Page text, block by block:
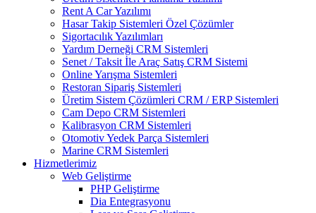
Rent A Car Yazılımı
Hasar Takip Sistemleri Özel Çözümler
Sigortacılık Yazılımları
Yardım Derneği CRM Sistemleri
Senet / Taksit İle Araç Satış CRM Sistemi
Online Yarışma Sistemleri
Restoran Sipariş Sistemleri
Üretim Sistem Çözümleri CRM / ERP Sistemleri
Cam Depo CRM Sistemleri
Kalibrasyon CRM Sistemleri
Otomotiv Yedek Parça Sistemleri
Marine CRM Sistemleri
Hizmetlerimiz
Web Geliştirme
PHP Geliştirme
Dia Entegrasyonu